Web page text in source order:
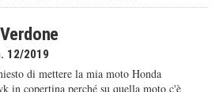
12/2019
di mettere la mia moto Honda
in copertina perché su quella moto c'è